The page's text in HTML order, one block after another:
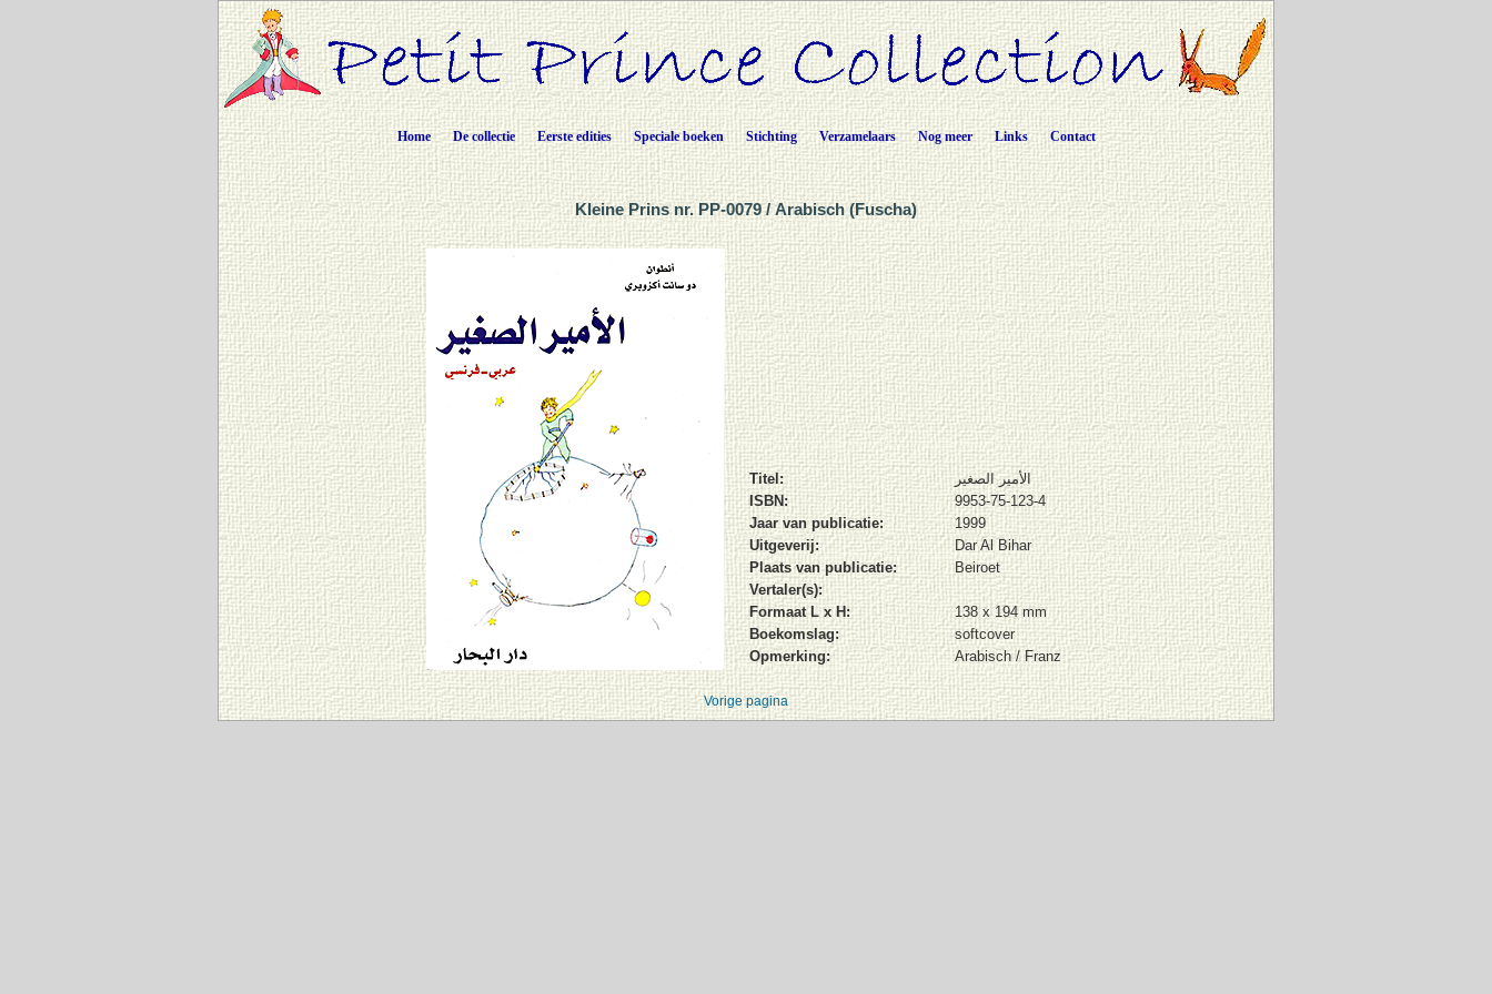
Home De collectie Eerste edities Speciale boeken Stichting Verzamelaars Nog meer Links Contact
Kleine Prins nr. PP-0079 / Arabisch (Fuscha)
Titel:
الأمير الصغير
ISBN:
9953-75-123-4
Jaar van publicatie:
1999
Uitgeverij:
Dar Al Bihar
Plaats van publicatie:
Beiroet
Vertaler(s):
Formaat L x H:
138 x 194 mm
Boekomslag:
softcover
Opmerking:
Arabisch / Franz
Vorige pagina